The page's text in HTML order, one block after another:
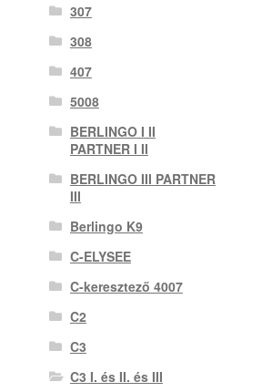
307
308
407
5008
BERLINGO I II
PARTNER I II
BERLINGO III PARTNER
III
Berlingo K9
C-ELYSEE
C-keresztező 4007
C2
C3
C3 I. és II. és III